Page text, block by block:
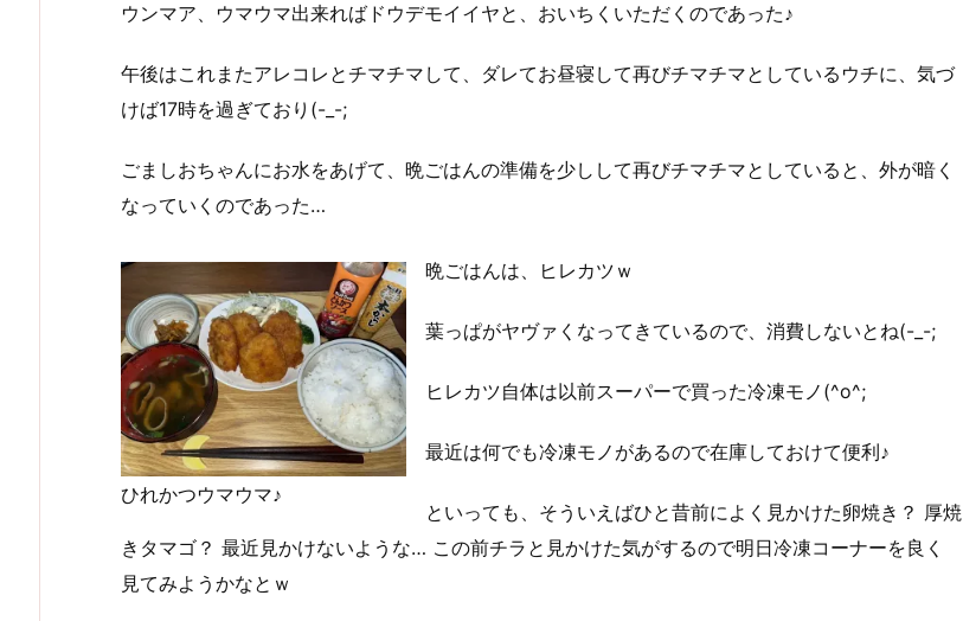
ウンマア、ウマウマ出来ればドウデモイイヤと、おいちくいただくのであった♪
午後はこれまたアレコレとチマチマして、ダレてお昼寝して再びチマチマとしているウチに、気づ
けば17時を過ぎており(-_-;
ごましおちゃんにお水をあげて、晩ごはんの準備を少しして再びチマチマとしていると、外が暗く
なっていくのであった…
ひれかつウマウマ♪
晩ごはんは、ヒレカツｗ
葉っぱがヤヴァくなってきているので、消費しないとね(-_-;
ヒレカツ自体は以前スーパーで買った冷凍モノ(^o^;
最近は何でも冷凍モノがあるので在庫しておけて便利♪
といっても、そういえばひと昔前によく見かけた卵焼き？ 厚焼
きタマゴ？ 最近見かけないような… この前チラと見かけた気がするので明日冷凍コーナーを良く
見てみようかなとｗ